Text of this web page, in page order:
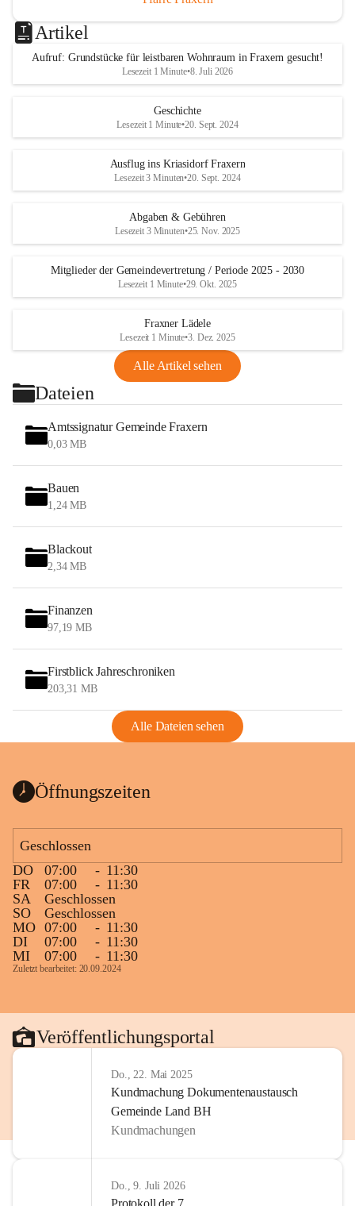
Artikel
Aufruf: Grundstücke für leistbaren Wohnraum in Fraxern gesucht!
Lesezeit 1 Minute•8. Juli 2026
Geschichte
Lesezeit 1 Minute•20. Sept. 2024
Ausflug ins Kriasidorf Fraxern
Lesezeit 3 Minuten•20. Sept. 2024
Abgaben & Gebühren
Lesezeit 3 Minuten•25. Nov. 2025
Mitglieder der Gemeindevertretung / Periode 2025 - 2030
Lesezeit 1 Minute•29. Okt. 2025
Fraxner Lädele
Lesezeit 1 Minute•3. Dez. 2025
Alle Artikel sehen
Dateien
Amtssignatur Gemeinde Fraxern
0,03 MB
Bauen
1,24 MB
Blackout
2,34 MB
Finanzen
97,19 MB
Firstblick Jahreschroniken
203,31 MB
Alle Dateien sehen
Öffnungszeiten
Geschlossen
DO
07:00 - 11:30
FR
07:00 - 11:30
SA
Geschlossen
SO
Geschlossen
MO 07:00 - 11:30
DI
07:00 - 11:30
MI
07:00 - 11:30
Zuletzt bearbeitet: 20.09.2024
Veröffentlichungsportal
Do., 22. Mai 2025
Kundmachung Dokumentenaustausch
Gemeinde Land BH
Kundmachungen
Do., 9. Juli 2026
Protokoll der 7.